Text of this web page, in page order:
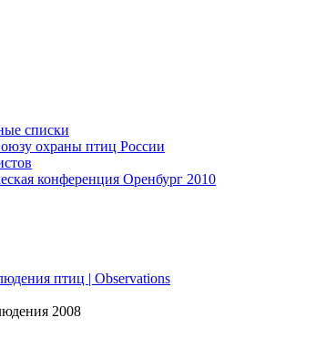
списки
охраны птиц России
конференция Оренбург 2010
птиц | Observations
2008